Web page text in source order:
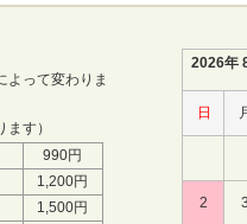
よって変わりま
す）
990円
1,200円
1,500円
2026年
日
2